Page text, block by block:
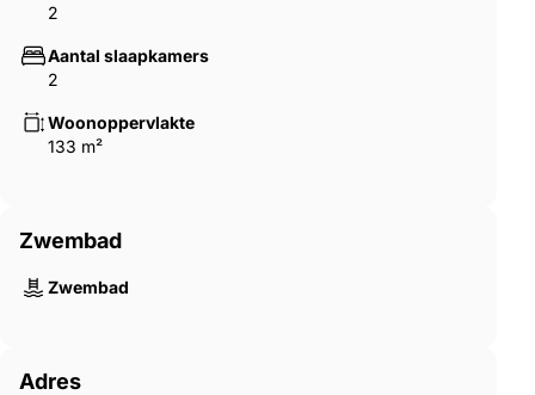
2
Aantal slaapkamers
2
Woonoppervlakte
133 m²
Zwembad
Zwembad
Adres